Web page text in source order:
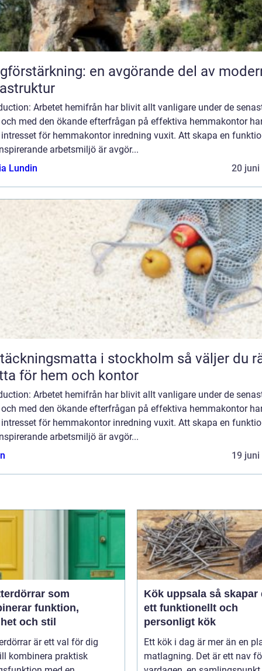
en avgörande del av
Arbetet hemifrån har blivit allt vanligare under de
och med den ökande efterfrågan på effektiva hemmakontor
för hemmakontor inredning vuxit. Att skapa en
arbetsmiljö är avgör...
Lundin
20 juni
i stockholm så väljer du rätt
för hem och kontor
Arbetet hemifrån har blivit allt vanligare under de
och med den ökande efterfrågan på effektiva hemmakontor
för hemmakontor inredning vuxit. Att skapa en
arbetsmiljö är avgör...
19 juni
som
funktion,
och stil
är ett val för dig
kombinera praktisk
Kök uppsala så skapar du
ett funktionellt och
personligt kök
Ett kök i dag är mer än en
matlagning. Det är ett nav